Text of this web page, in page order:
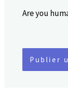
Are you